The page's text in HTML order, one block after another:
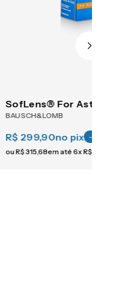
SofLens® For
BAUSCH&LOMB
R$ 299,90no pix -5
ouR$315,68em até6xR$